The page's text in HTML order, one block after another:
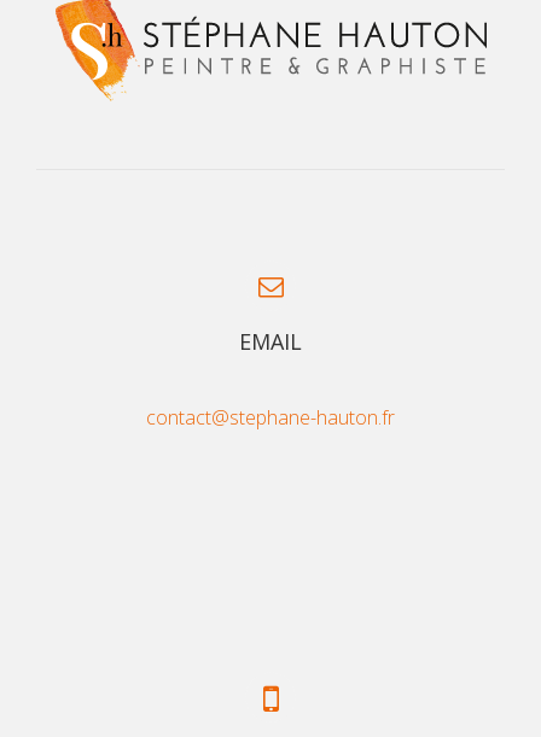
EMAIL
contact@stephane-hauton.fr